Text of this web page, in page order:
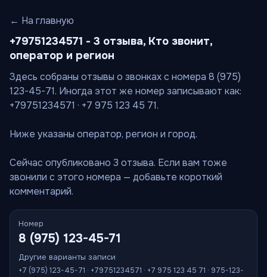
← На главную
+79751234571 - 3 отзыва, Кто звонит,
оператор и регион
Здесь собраны отзывы о звонках с номера 8 (975)
123-45-71. Иногда этот же номер записывают как:
+79751234571 · +7 975 123 45 71.
Ниже указаны оператор, регион и город.
Сейчас опубликовано 3 отзыва. Если вам тоже
звонили с этого номера — добавьте короткий
комментарий.
Номер
8 (975) 123-45-71
Другие варианты записи
+7 (975) 123-45-71 · +79751234571 · +7 975 123 45 71 · 975-123-